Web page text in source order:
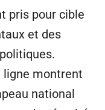
pris pour cible
et des
ligne montrent
national